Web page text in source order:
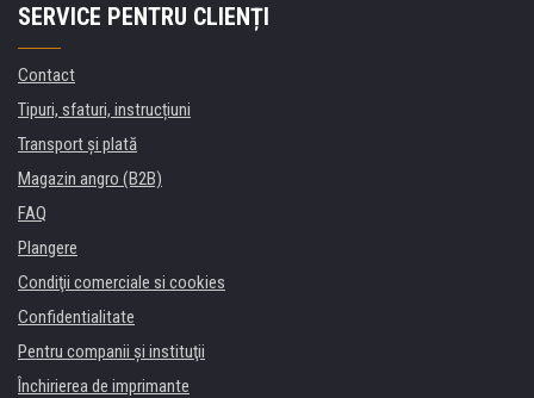
SERVICE PENTRU CLIENȚI
Contact
Tipuri, sfaturi, instrucțiuni
Transport şi plată
Magazin angro (B2B)
FAQ
Plangere
Condiţii comerciale si cookies
Confidentialitate
Pentru companii și instituţii
Închirierea de imprimante